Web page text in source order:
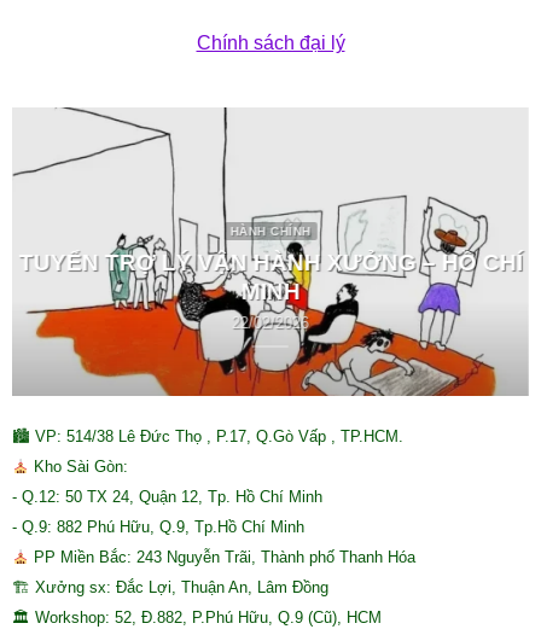
Chính sách đại lý
HÀNH CHÍNH
TUYỂN TRỢ LÝ VẬN HÀNH XƯỞNG – HỒ CHÍ
MINH
22/02/2026
🏙 VP: 514/38 Lê Đức Thọ , P.17, Q.Gò Vấp , TP.HCM.
Kho Sài Gòn:
- Q.12: 50 TX 24, Quận 12, Tp. Hồ Chí Minh
- Q.9: 882 Phú Hữu, Q.9, Tp.Hồ Chí Minh
PP Miền Bắc: 243 Nguyễn Trãi, Thành phố Thanh Hóa
🏗 Xưởng sx: Đắc Lợi, Thuận An, Lâm Đồng
🏛 Workshop: 52, Đ.882, P.Phú Hữu, Q.9 (Cũ), HCM